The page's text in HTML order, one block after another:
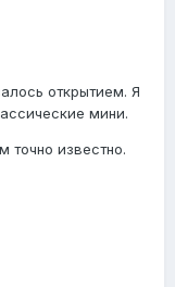
открытием. Я
мини.
точно известно.